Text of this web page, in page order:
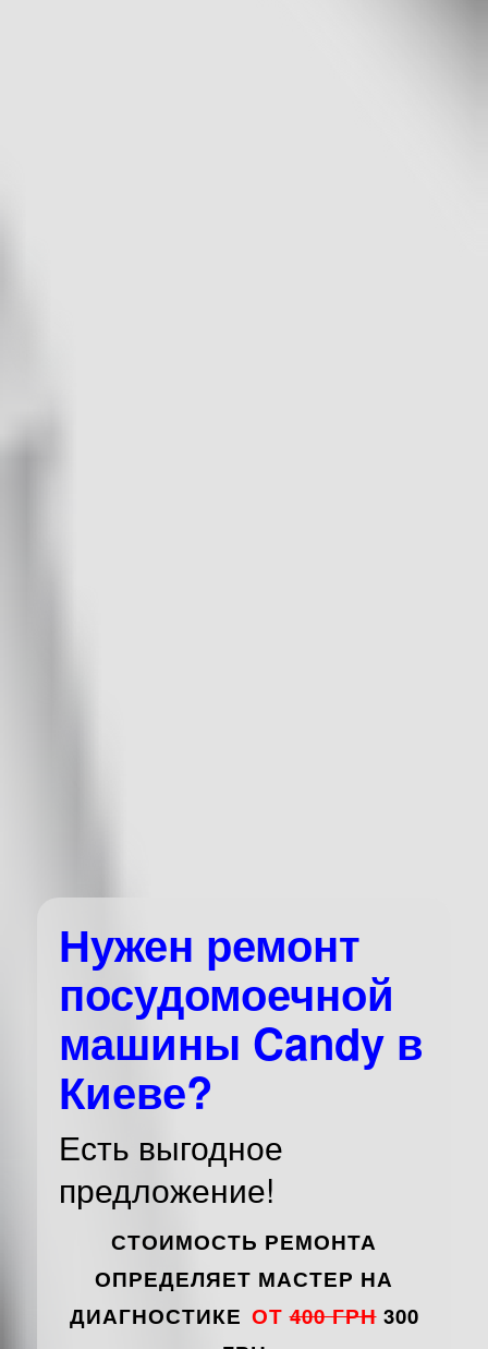
Нужен ремонт
посудомоечной
машины Candy в
Киеве?
Есть выгодное
предложение!
СТОИМОСТЬ РЕМОНТА
ОПРЕДЕЛЯЕТ МАСТЕР НА
ДИАГНОСТИКЕ ОТ400 ГРН 300